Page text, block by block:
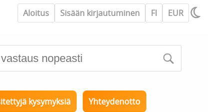
Aloitus Sisään kirjautuminen FI EUR
kysymyksiä Yhteydenotto